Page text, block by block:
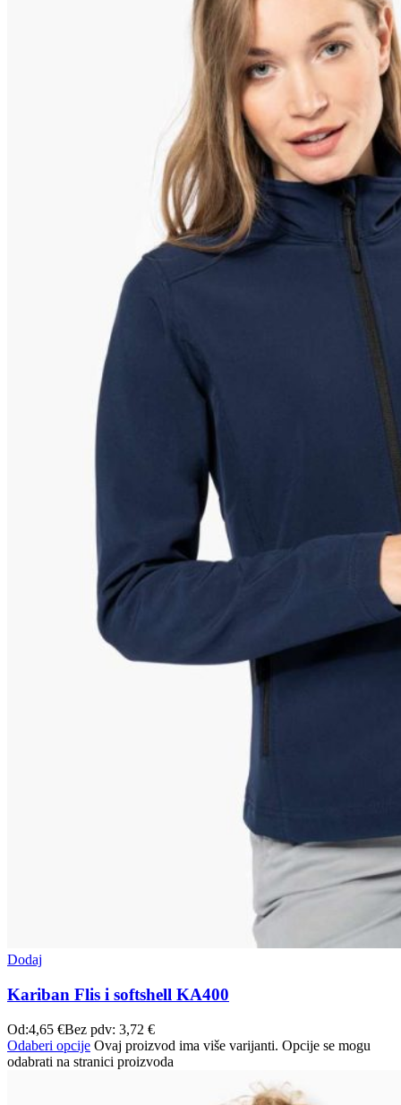
Dodaj
Kariban Flis i softshell KA400
Od:4,65 €Bez pdv: 3,72 €
Odaberi opcije Ovaj proizvod ima više varijanti. Opcije se mogu
odabrati na stranici proizvoda